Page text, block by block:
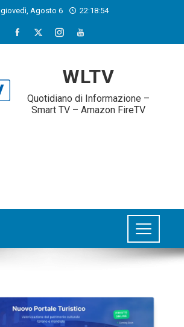
giovedì, Agosto 6 22:18:55
WLTV
Quotidiano di Informazione –
Smart TV – Amazon FireTV